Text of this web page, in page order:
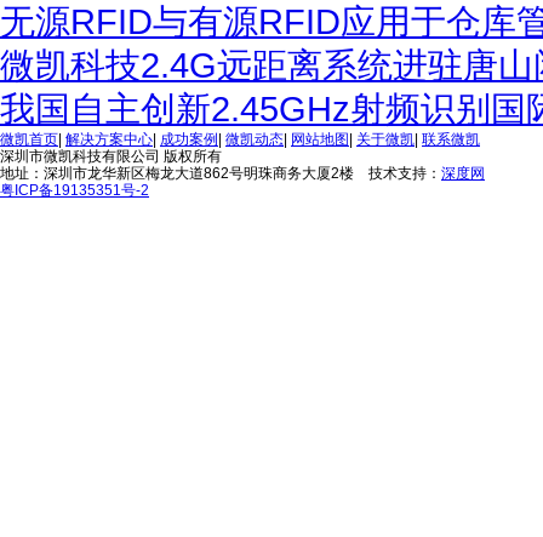
无源RFID与有源RFID应用于仓库
微凯科技2.4G远距离系统进驻唐
我国自主创新2.45GHz射频识别国
微凯首页 解决方案中心 成功案例 微凯动态 网站地图 关于微凯 联系微凯
深圳市微凯科技有限公司 版权所有
地址：深圳市龙华新区梅龙大道862号明珠商务大厦2楼 技术支持： 深度网
粤ICP备19135351号-2